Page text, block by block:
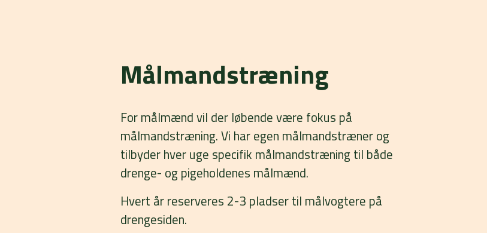
Målmandstræning
For målmænd vil der løbende være fokus på
målmandstræning. Vi har egen målmandstræner og
tilbyder hver uge specifik målmandstræning til både
drenge- og pigeholdenes målmænd.
Hvert år reserveres 2-3 pladser til målvogtere på
drengesiden.